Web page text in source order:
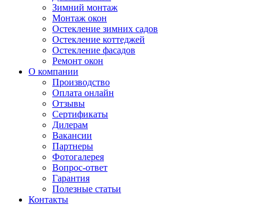
Зимний монтаж
Монтаж окон
Остекление зимних садов
Остекление коттеджей
Остекление фасадов
Ремонт окон
О компании
Производство
Оплата онлайн
Отзывы
Сертификаты
Дилерам
Вакансии
Партнеры
Фотогалерея
Вопрос-ответ
Гарантия
Полезные статьи
Контакты